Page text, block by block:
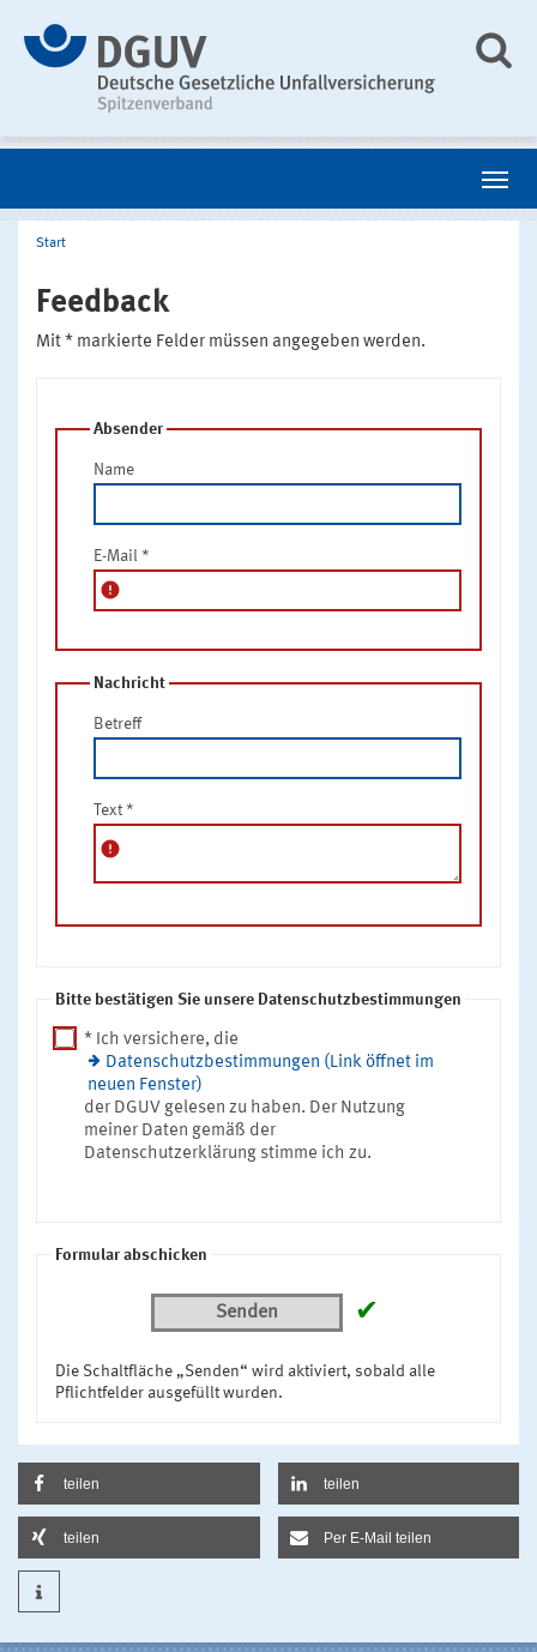
Start
Feedback
Mit * markierte Felder müssen angegeben werden.
Absender
Name
E-Mail *
error
Nachricht
Betreff
Text *
error
Bitte bestätigen Sie unsere Datenschutzbestimmungen
* Ich versichere, die
Datenschutzbestimmungen (Link öffnet im
neuen Fenster)
der DGUV gelesen zu haben. Der Nutzung
meiner Daten gemäß der
Datenschutzerklärung stimme ich zu.
Formular abschicken
Senden ✔
Die Schaltfläche „Senden“ wird aktiviert, sobald alle
Pflichtfelder ausgefüllt wurden.
teilen teilen
teilen Per E-Mail teilen